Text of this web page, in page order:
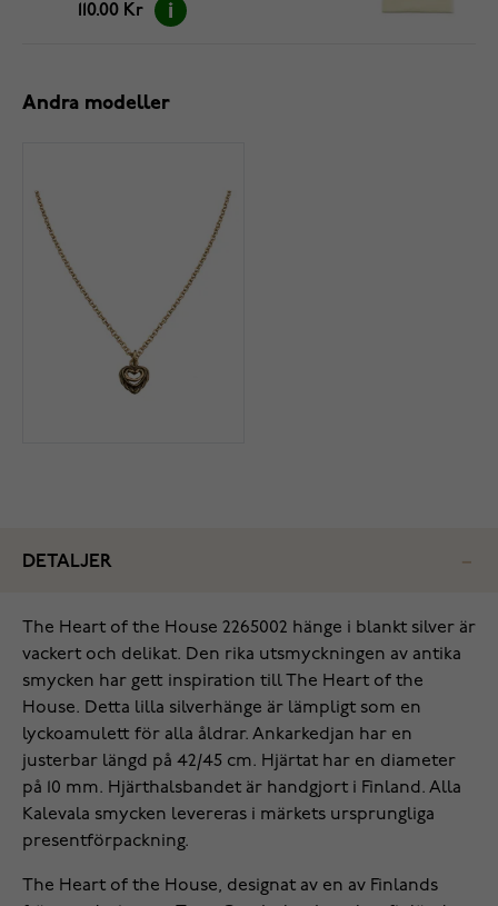
110.00 Kr
Andra modeller
DETALJER
The Heart of the House 2265002 hänge i blankt silver är
vackert och delikat. Den rika utsmyckningen av antika
smycken har gett inspiration till The Heart of the
House. Detta lilla silverhänge är lämpligt som en
lyckoamulett för alla åldrar. Ankarkedjan har en
justerbar längd på 42/45 cm. Hjärtat har en diameter
på 10 mm. Hjärthalsbandet är handgjort i Finland. Alla
Kalevala smycken levereras i märkets ursprungliga
presentförpackning.
The Heart of the House, designat av en av Finlands